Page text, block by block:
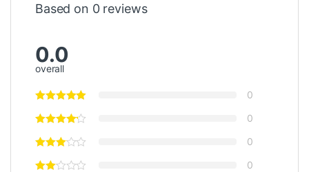
Based on 0 reviews
0.0
overall
0
0
0
0